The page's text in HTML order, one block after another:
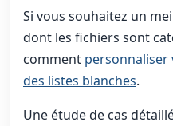
Si vous souhaitez un
dont les fichiers sont
comment personnaliser
des listes blanches.
Une étude de cas